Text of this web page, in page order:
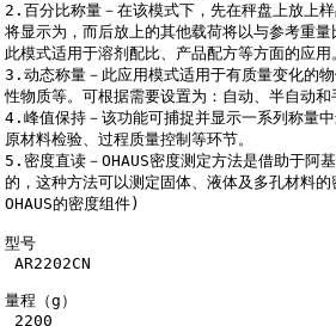
2.百分比称量－在该模式下，先在秤盘上放上
将显示为，而后放上的其他载荷将以与参考重量
此模式适用于溶剂配比、产品配方等方面的应用
3.动态称量－此应用模式适用于有质量变化的
性物质等。可根据需要设置为：自动、半自动和
4.峰值保持－该功能可捕捉并显示一系列称量
原材料检验、过程质量控制等环节。
5.密度直读－OHAUS密度测定方法是借助于阿
的，这种方法可以测定固体、液体及多孔材料
OHAUS的密度组件)
型号
AR2202CN
量程（g）